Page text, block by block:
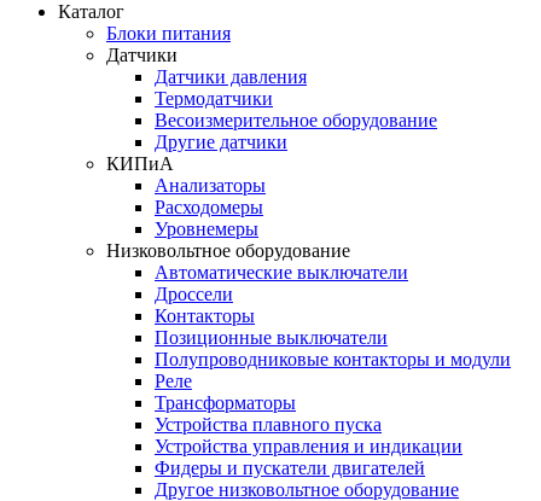
Каталог
Блоки питания
Датчики
Датчики давления
Термодатчики
Весоизмерительное оборудование
Другие датчики
КИПиА
Анализаторы
Расходомеры
Уровнемеры
Низковольтное оборудование
Автоматические выключатели
Дроссели
Контакторы
Позиционные выключатели
Полупроводниковые контакторы и модули
Реле
Трансформаторы
Устройства плавного пуска
Устройства управления и индикации
Фидеры и пускатели двигателей
Другое низковольтное оборудование